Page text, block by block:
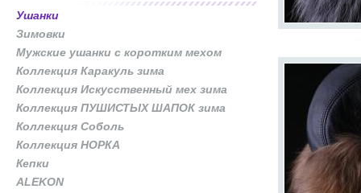
Ушанки
Зимовки
Мужские ушанки с коротким мехом
Коллекция Каракуль зима
Коллекция Искусственный мех зима
Коллекция ПУШИСТЫХ ШАПОК зима
Коллекция Соболь
Коллекция НОРКА
Кепки
ALEKON